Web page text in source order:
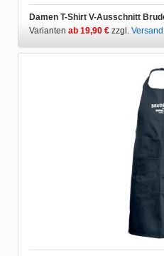
Damen T-Shirt V-Ausschnitt
Varianten ab 19,90 € zzgl. Versand